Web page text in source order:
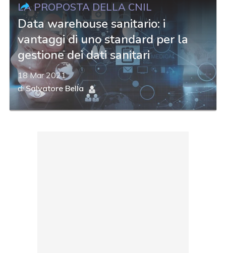
LA PROPOSTA DELLA CNIL
Data warehouse sanitario: i
vantaggi di uno standard per la
gestione dei dati sanitari
18 Mar 2021
diSalvatore Bella